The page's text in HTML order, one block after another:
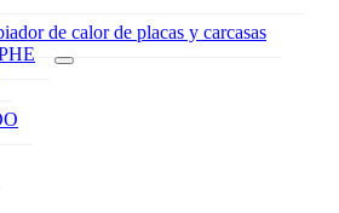
de calor de placas y carcasas